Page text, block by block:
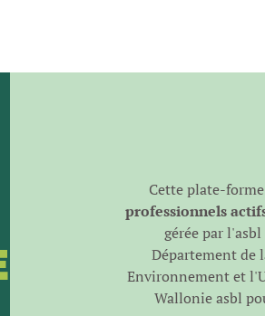
Cette plate-
professionnels
gérée par l'asbl
Département de
Environnement et
Wallonie asbl